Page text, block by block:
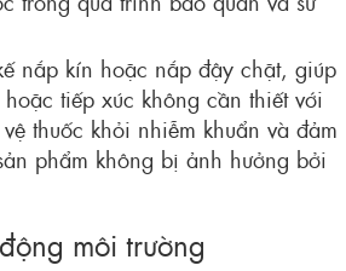
nắp kín hoặc nắp đậy chặt, giúp
tiếp xúc không cần thiết với
thuốc khỏi nhiễm khuẩn và đảm
phẩm không bị ảnh hưởng bởi
môi trường